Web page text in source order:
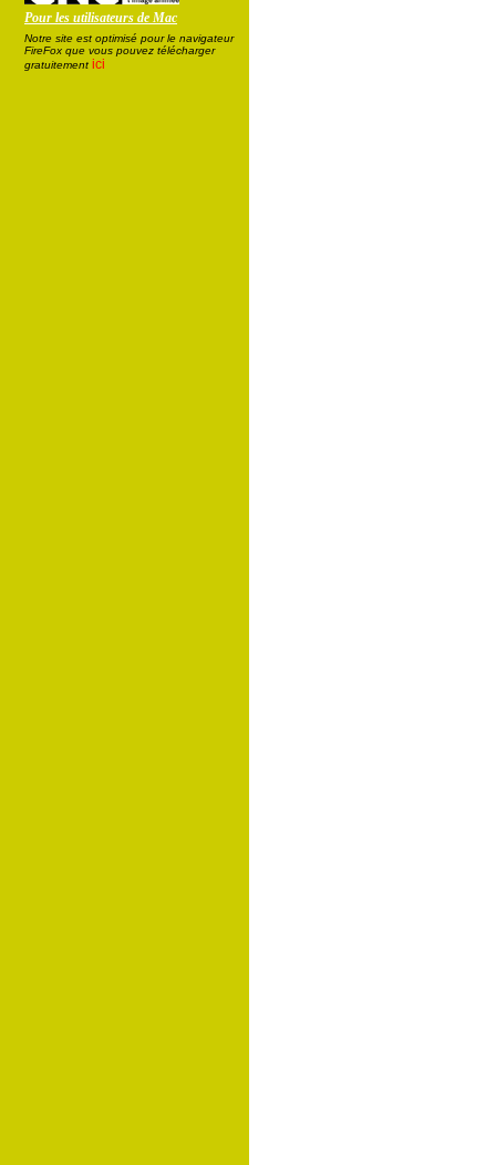
Pour les utilisateurs de Mac
Notre site est optimisé pour le navigateur
FireFox que vous pouvez télécharger
gratuitement ici